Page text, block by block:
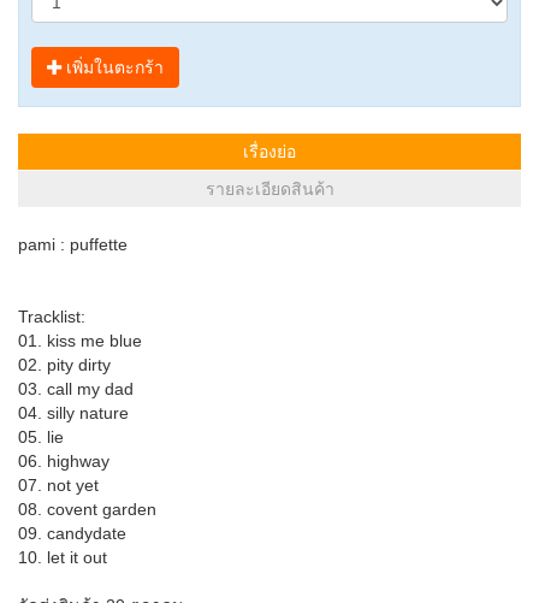
เพิ่มในตะกร้า
เรื่องย่อ
รายละเอียดสินค้า
pami : puffette
Tracklist:
01. kiss me blue
02. pity dirty
03. call my dad
04. silly nature
05. lie
06. highway
07. not yet
08. covent garden
09. candydate
10. let it out